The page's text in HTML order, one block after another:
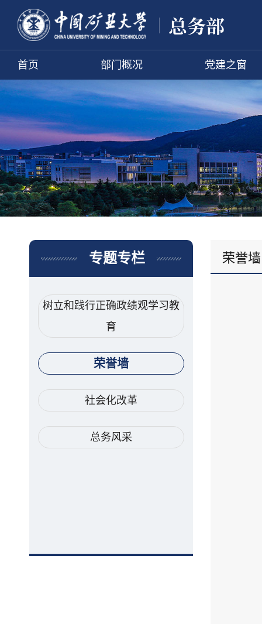
首页 部门概况 党建之窗
专题专栏
树立和践行正确政绩观学习教
育
荣誉墙
社会化改革
总务风采
荣誉墙